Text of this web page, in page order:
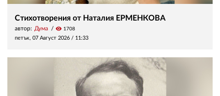
Стихотворения от Наталия ЕРМЕНКОВА
автор: Дума visibility 1708
петък, 07 Август 2026 / 11:33